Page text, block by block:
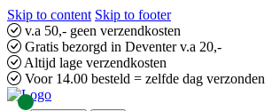
Skip to content Skip to footer
v.a 50,- geen verzendkosten
Gratis bezorgd in Deventer v.a 20,-
Altijd lage verzendkosten
Voor 14.00 besteld = zelfde dag verzonden